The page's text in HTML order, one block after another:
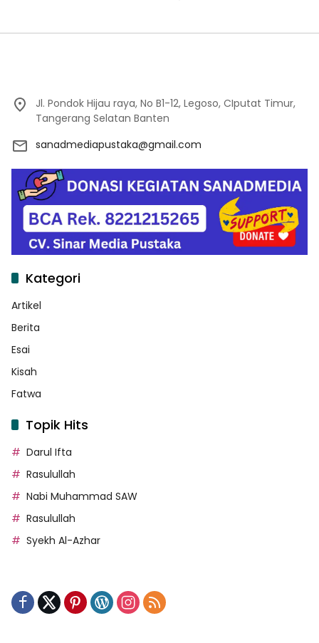
Jl. Pondok Hijau raya, No B1-12, Legoso, CIputat Timur,
Tangerang Selatan Banten
sanadmediapustaka@gmail.com
Kategori
Artikel
Berita
Esai
Kisah
Fatwa
Topik Hits
Darul Ifta
Rasulullah
Nabi Muhammad SAW
Rasulullah
Syekh Al-Azhar